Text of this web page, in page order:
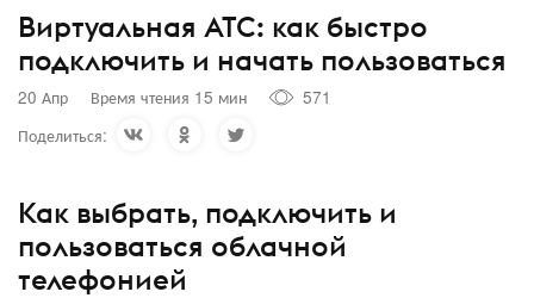
Виртуальная АТС: как быстро
подключить и начать пользоваться
20 Апр Время чтения 15 мин
571
Поделиться:
Как выбрать, подключить и
пользоваться облачной
телефонией